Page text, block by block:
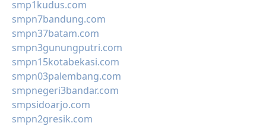
smp1kudus.com
smpn7bandung.com
smpn37batam.com
smpn3gunungputri.com
smpn15kotabekasi.com
smpn03palembang.com
smpnegeri3bandar.com
smpsidoarjo.com
smpn2gresik.com